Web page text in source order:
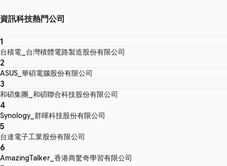
資訊科技熱門公司
1
台積電_台灣積體電路製造股份有限公司
2
ASUS_華碩電腦股份有限公司
3
和碩集團_和碩聯合科技股份有限公司
4
Synology_群暉科技股份有限公司
5
台達電子工業股份有限公司
6
AmazingTalker_香港商驚奇學習有限公司